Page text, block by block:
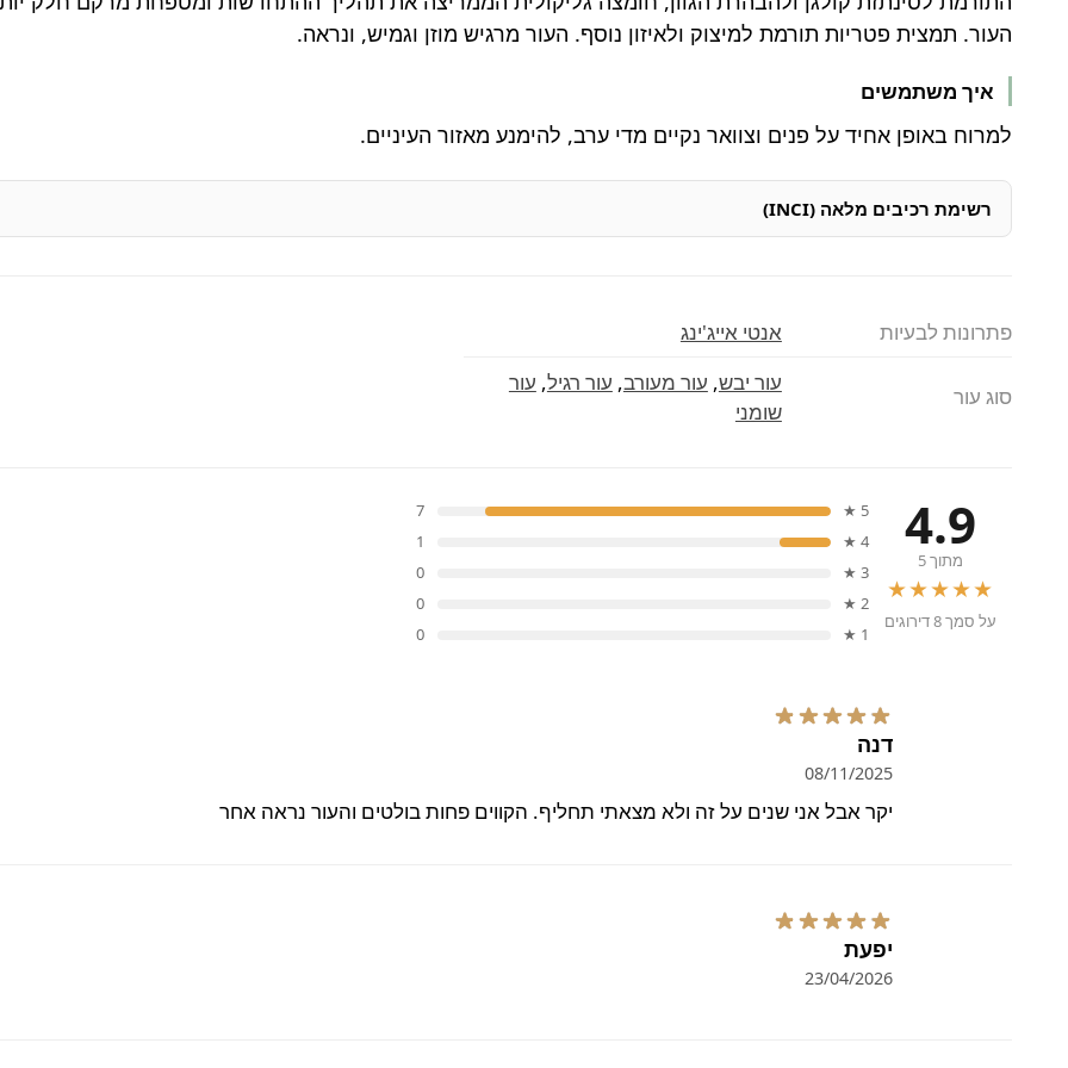
העור. תמצית פטריות תורמת למיצוק ולאיזון נוסף. העור מרגיש מוזן וגמיש, ונראה.
איך משתמשים
למרוח באופן אחיד על פנים וצוואר נקיים מדי ערב, להימנע מאזור העיניים.
רשימת רכיבים מלאה (INCI)
פתרונות לבעיות אנטי אייג'ינג
סוג עור
עור יבש, עור מעורב, עור רגיל, עור
שומני
4.9
מתוך 5
★★★★★
על סמך 8 דירוגים
5 ★
7
4 ★
1
3 ★
0
2 ★
0
1 ★
0
דנה
08/11/2025
יקר אבל אני שנים על זה ולא מצאתי תחליף. הקווים פחות בולטים והעור נראה אחר
יפעת
23/04/2026